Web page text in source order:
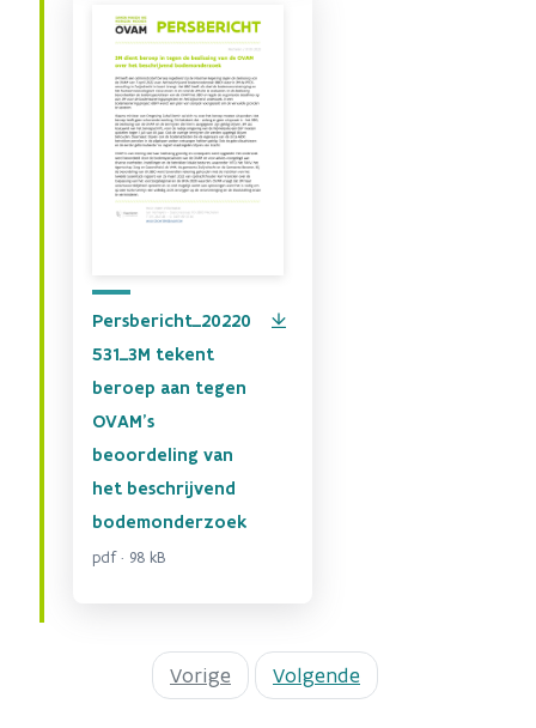
Persbericht_20220
531_3M tekent
beroep aan tegen
OVAM's
beoordeling van
het beschrijvend
bodemonderzoek
pdf · 98 kB
Vorige Volgende